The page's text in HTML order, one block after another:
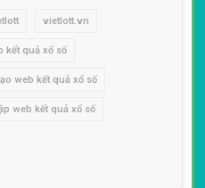
vietlott.vn
kết quả xổ số
web kết quả xổ số
web kết quả xổ số